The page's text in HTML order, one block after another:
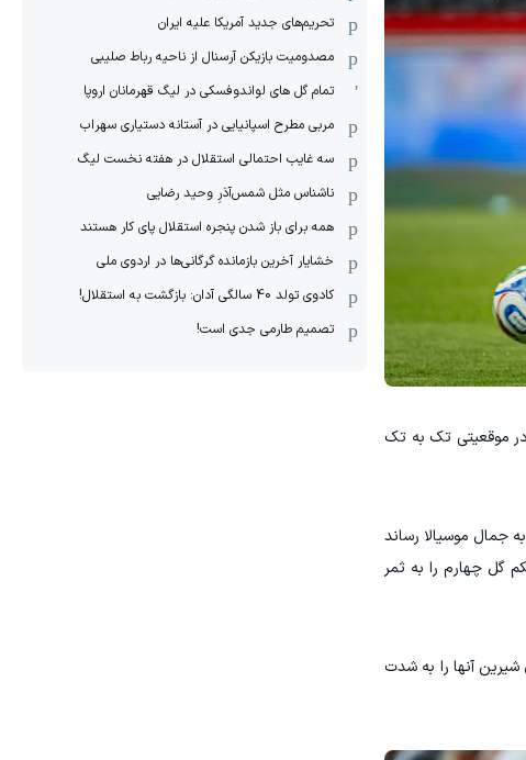
در موقعیتی تک به تک
جمال موسیالا رساند
گل چهارم را به ثمر
شیرین آنها را به شدت
تحریم‌های جدید آمریکا علیه ایران
مصدومیت بازیکن آرسنال از ناحیه رباط صلیبی
تمام گل های لواندوفسکی در لیگ قهرمانان اروپا
مربی مطرح اسپانیایی در آستانه دستیاری سهراب
سه غایب احتمالی استقلال در هفته نخست لیگ
ناشناس مثل شمس‌آذرِ وحید رضایی
همه برای باز شدن پنجره استقلال پای کار هستند
خشایار آخرین بازمانده گرگانی‌ها در اردوی ملی
کادوی تولد 40 سالگی آدان: بازگشت به استقلال!
تصمیم طارمی جدی است!